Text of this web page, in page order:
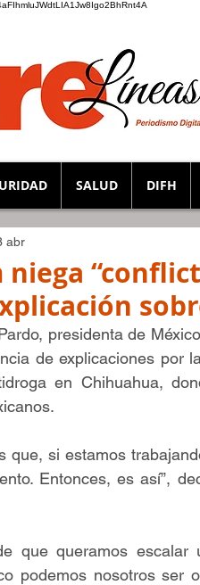
SALUD DIFH
abr
presidenta de
de explicaciones por
en Chihuahua,
que, si estamos
Entonces, es así”,
que queramos
podemos nosotros ser